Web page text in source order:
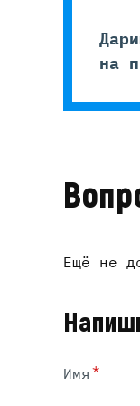
на
Ещё не
Имя *